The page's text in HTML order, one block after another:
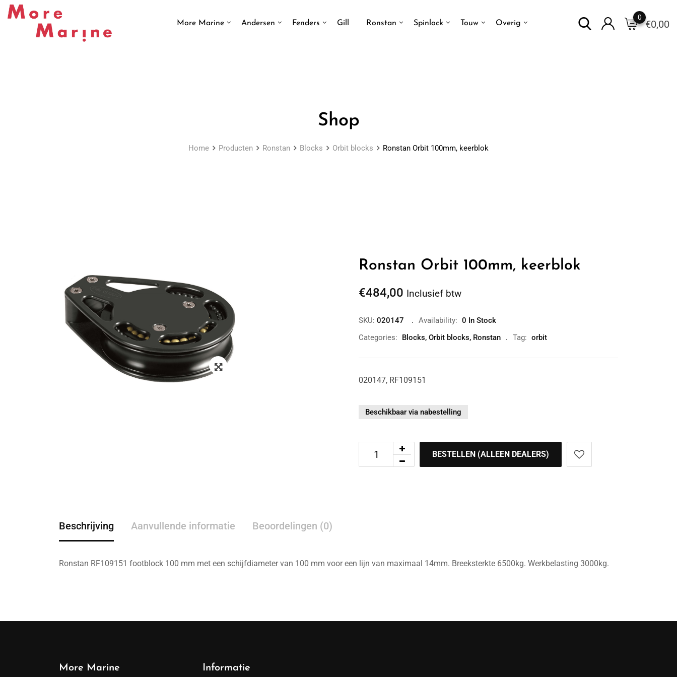
Skip
More Marine Andersen Fenders Gill Ronstan Spinlock Touw Overig €0,00
0
Shop
Home Producten Ronstan Blocks Orbit blocks Ronstan Orbit 100mm, keerblok
Zoom
Ronstan Orbit 100mm, keerblok
€484,00 Inclusief btw
SKU: 020147 Availability: 0 In Stock
Categories:
Blocks, Orbit blocks, Ronstan Tag: orbit
020147, RF109151
Beschikbaar via nabestelling
BESTELLEN (ALLEEN DEALERS)
Beschrijving Aanvullende informatie Beoordelingen (0)
Ronstan RF109151 footblock 100 mm met een schijfdiameter van 100 mm voor een lijn van maximaal 14mm. Breeksterkte 6500kg. Werkbelasting 3000kg.
More Marine Informatie